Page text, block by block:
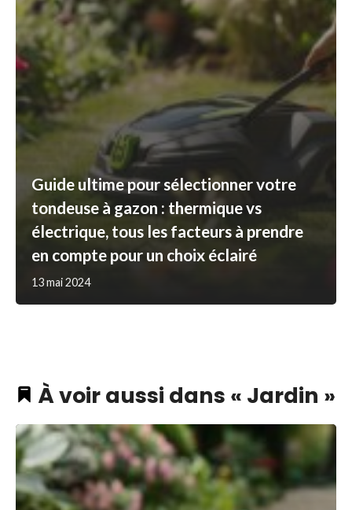
Guide ultime pour sélectionner votre
tondeuse à gazon : thermique vs
électrique, tous les facteurs à prendre
en compte pour un choix éclairé
13 mai 2024
À voir aussi dans « Jardin »